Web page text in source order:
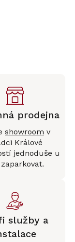
prodejna
showroom v
Králové
jednoduše u
služby a